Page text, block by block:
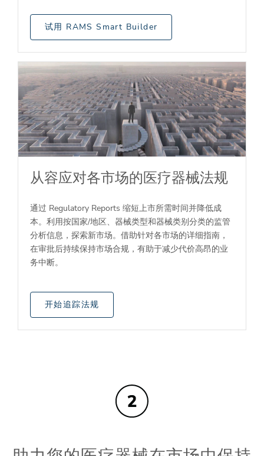
试用 RAMS Smart Builder
从容应对各市场的医疗器械法规
通过 Regulatory Reports 缩短上市所需时间并降低成
本。利用按国家/地区、器械类型和器械类别分类的监管
分析信息，探索新市场。借助针对各市场的详细指南，
在审批后持续保持市场合规，有助于减少代价高昂的业
务中断。
开始追踪法规